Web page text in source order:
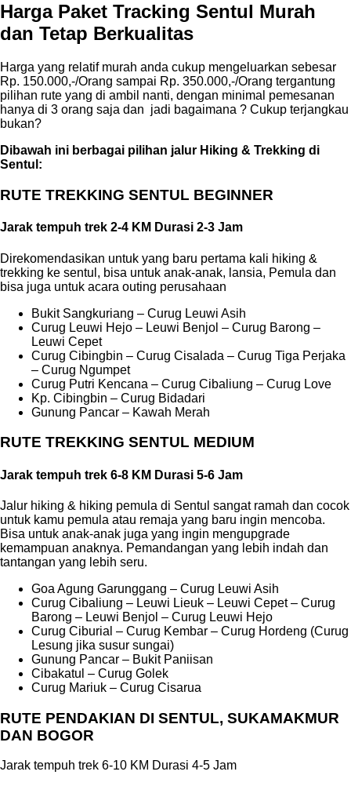
Harga Paket Tracking Sentul Murah
dan Tetap Berkualitas
Harga yang relatif murah anda cukup mengeluarkan sebesar
Rp. 150.000,-/Orang sampai Rp. 350.000,-/Orang tergantung
pilihan rute yang di ambil nanti, dengan minimal pemesanan
hanya di 3 orang saja dan jadi bagaimana ? Cukup terjangkau
bukan?
Dibawah ini berbagai pilihan jalur Hiking & Trekking di
Sentul:
RUTE TREKKING SENTUL BEGINNER
Jarak tempuh trek 2-4 KM Durasi 2-3 Jam
Direkomendasikan untuk yang baru pertama kali hiking &
trekking ke sentul, bisa untuk anak-anak, lansia, Pemula dan
bisa juga untuk acara outing perusahaan
Bukit Sangkuriang – Curug Leuwi Asih
Curug Leuwi Hejo – Leuwi Benjol – Curug Barong –
Leuwi Cepet
Curug Cibingbin – Curug Cisalada – Curug Tiga Perjaka
– Curug Ngumpet
Curug Putri Kencana – Curug Cibaliung – Curug Love
Kp. Cibingbin – Curug Bidadari
Gunung Pancar – Kawah Merah
RUTE TREKKING SENTUL MEDIUM
Jarak tempuh trek 6-8 KM Durasi 5-6 Jam
Jalur hiking & hiking pemula di Sentul sangat ramah dan cocok
untuk kamu pemula atau remaja yang baru ingin mencoba.
Bisa untuk anak-anak juga yang ingin mengupgrade
kemampuan anaknya. Pemandangan yang lebih indah dan
tantangan yang lebih seru.
Goa Agung Garunggang – Curug Leuwi Asih
Curug Cibaliung – Leuwi Lieuk – Leuwi Cepet – Curug
Barong – Leuwi Benjol – Curug Leuwi Hejo
Curug Ciburial – Curug Kembar – Curug Hordeng (Curug
Lesung jika susur sungai)
Gunung Pancar – Bukit Paniisan
Cibakatul – Curug Golek
Curug Mariuk – Curug Cisarua
RUTE PENDAKIAN DI SENTUL, SUKAMAKMUR
DAN BOGOR
Jarak tempuh trek 6-10 KM Durasi 4-5 Jam